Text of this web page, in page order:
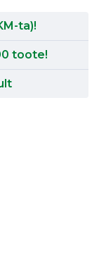
ta)!
toote!